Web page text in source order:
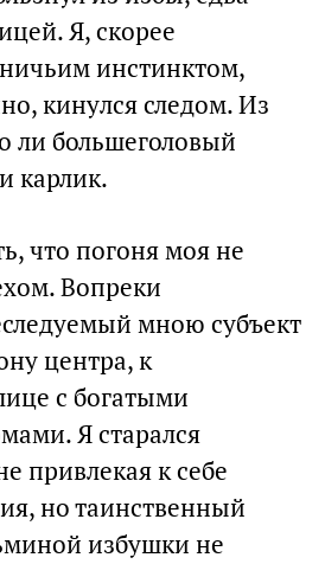
Я, скорее
инстинктом,
кинулся следом. Из
ли большеголовый
карлик.
что погоня моя не
Вопреки
мною субъект
центра, к
с богатыми
Я старался
привлекая к себе
но таинственный
избушки не